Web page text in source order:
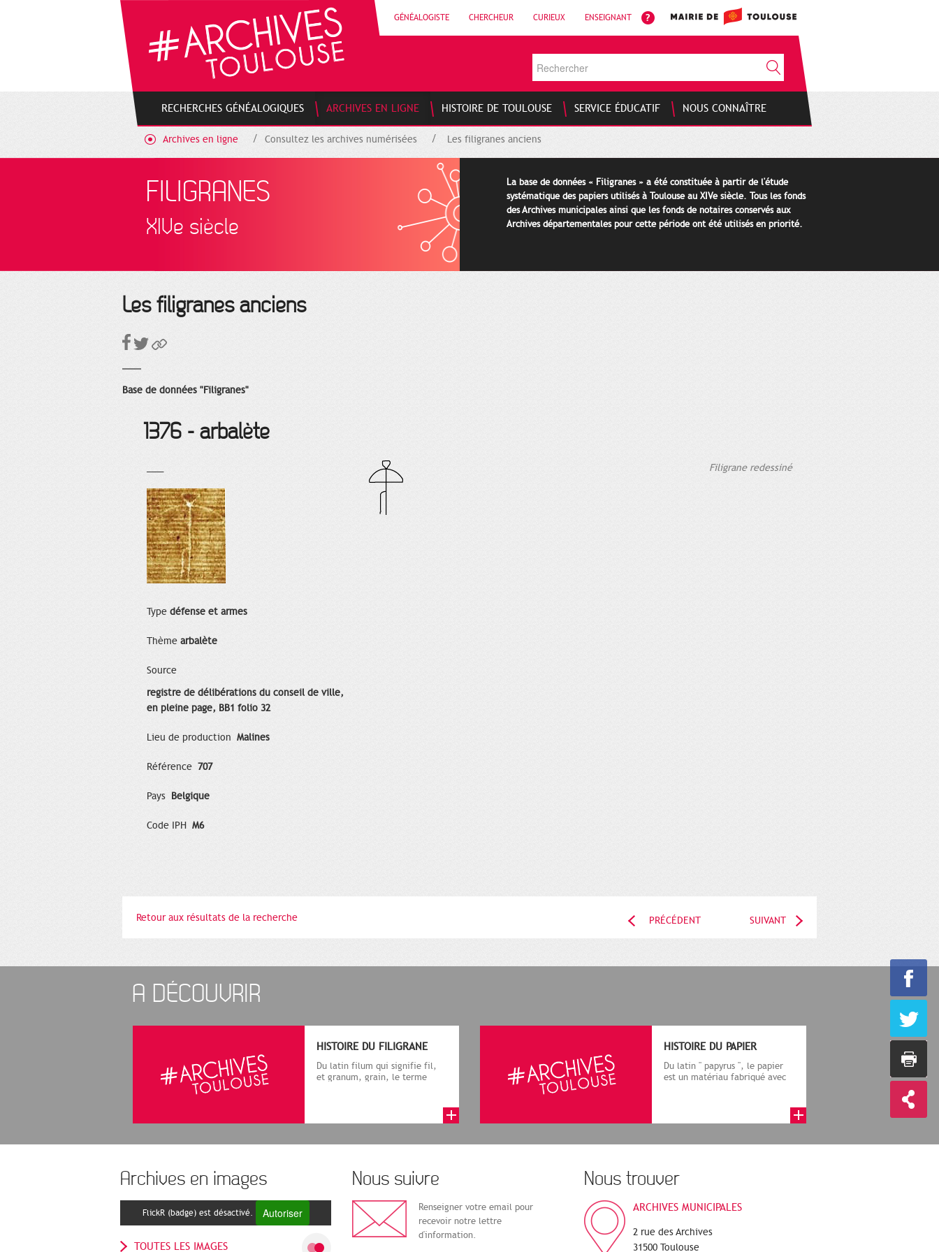
GÉNÉALOGISTE CHERCHEUR CURIEUX ENSEIGNANT
RECHERCHES GÉNÉALOGIQUES ARCHIVES EN LIGNE HISTOIRE DE TOULOUSE SERVICE ÉDUCATIF NOUS CONNAÎTRE
Archives en ligne Consultez les archives numérisées Les filigranes anciens
FILIGRANES
XIVe siècle
La base de données « Filigranes » a été constituée à partir de l'étude
systématique des papiers utilisés à Toulouse au XIVe siècle. Tous les fonds
des Archives municipales ainsi que les fonds de notaires conservés aux
Archives départementales pour cette période ont été utilisés en priorité.
Les filigranes anciens
Base de données "Filigranes"
1376 - arbalète
Type défense et armes
Thème arbalète
Source
registre de délibérations du conseil de ville,
en pleine page, BB1 folio 32
Lieu de production Malines
Référence 707
Pays Belgique
Code IPH M6
Filigrane redessiné
Retour aux résultats de la recherche PRÉCÉDENT SUIVANT
A DÉCOUVRIR
HISTOIRE DU FILIGRANE
Du latin filum qui signifie fil,
et granum, grain, le terme
HISTOIRE DU PAPIER
Du latin " papyrus ", le papier
est un matériau fabriqué avec
Archives en images
FlickR (badge) est désactivé. Autoriser
TOUTES LES IMAGES
Nous suivre
Renseigner votre email pour
recevoir notre lettre
d'information.
Nous trouver
ARCHIVES MUNICIPALES
2 rue des Archives
31500 Toulouse
Gestion de vos préférences sur les cookies